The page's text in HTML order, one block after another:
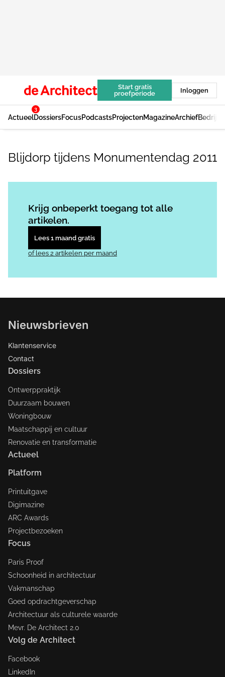
Start gratis
proefperiode
Inloggen
Actueel
3
DossiersFocusPodcastsProjectenMagazineArchief
Blijdorp tijdens Monumentendag 2011
Krijg onbeperkt toegang tot alle
artikelen.
Lees 1 maand gratis
of lees 2 artikelen per maand
Nieuwsbrieven
Klantenservice
Contact
Dossiers
Ontwerppraktijk
Duurzaam bouwen
Woningbouw
Maatschappij en cultuur
Renovatie en transformatie
Actueel
Platform
Printuitgave
Digimazine
ARC Awards
Projectbezoeken
Focus
Paris Proof
Schoonheid in architectuur
Vakmanschap
Goed opdrachtgeverschap
Architectuur als culturele waarde
Mevr. De Architect 2.0
Volg de Architect
Facebook
LinkedIn